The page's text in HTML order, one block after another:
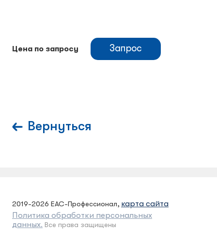
Цена по запросу Запрос
Вернуться
2019-2026 ЕАС-Профессионал, карта сайта
Политика обработки персональных
данных. Все права защищены